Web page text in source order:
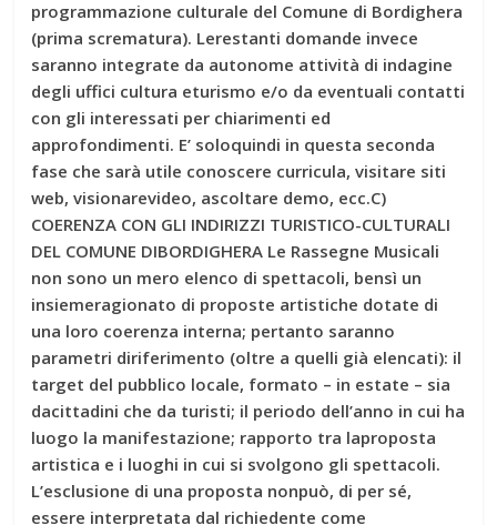
programmazione culturale del Comune di Bordighera
(prima scrematura). Lerestanti domande invece
saranno integrate da autonome attività di indagine
degli uffici cultura eturismo e/o da eventuali contatti
con gli interessati per chiarimenti ed
approfondimenti. E’ soloquindi in questa seconda
fase che sarà utile conoscere curricula, visitare siti
web, visionarevideo, ascoltare demo, ecc.C)
COERENZA CON GLI INDIRIZZI TURISTICO-CULTURALI
DEL COMUNE DIBORDIGHERA Le Rassegne Musicali
non sono un mero elenco di spettacoli, bensì un
insiemeragionato di proposte artistiche dotate di
una loro coerenza interna; pertanto saranno
parametri diriferimento (oltre a quelli già elencati): il
target del pubblico locale, formato – in estate – sia
dacittadini che da turisti; il periodo dell’anno in cui ha
luogo la manifestazione; rapporto tra laproposta
artistica e i luoghi in cui si svolgono gli spettacoli.
L’esclusione di una proposta nonpuò, di per sé,
essere interpretata dal richiedente come